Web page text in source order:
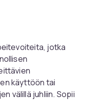
jotka
käyttöön tai
välillä juhliin. Sopii